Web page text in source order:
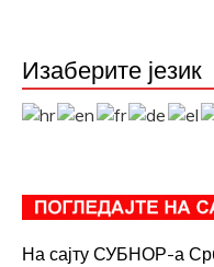
19:00
21:00
Изаберите језик
На сајту СУБНОР-а